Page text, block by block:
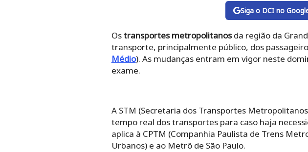
Siga o DCI no
Ostransportes metropolitanosda região da
transporte, principalmente público, dos
Médio). As mudanças entram em vigor neste
exame.
A STM (Secretaria dos Transportes
tempo real dos transportes para caso haja
aplica à CPTM (Companhia Paulista de Trens
Urbanos) e ao Metrô de São Paulo.